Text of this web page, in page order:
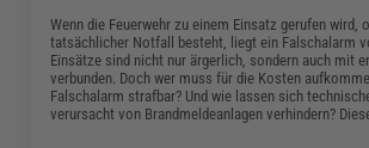
Wenn die Feuerwehr zu einem Einsatz gerufen wird,
tatsächlicher Notfall besteht, liegt ein Falschalarm
Einsätze sind nicht nur ärgerlich, sondern auch mit
verbunden. Doch wer muss für die Kosten
Falschalarm strafbar? Und wie lassen sich
verursacht von Brandmeldeanlagen verhindern?